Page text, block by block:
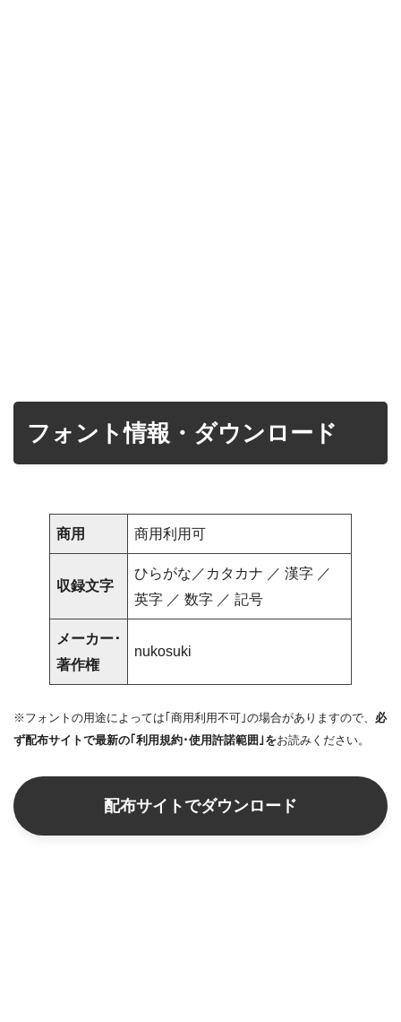
フォント情報・ダウンロード
商用 商用利用可
収録文字
ひらがな／カタカナ ／ 漢字 ／
英字 ／ 数字 ／ 記号
メーカー･
著作権
nukosuki
※フォントの用途によっては｢商用利用不可｣の場合がありますので、 必
ず配布サイトで最新の｢利用規約･使用許諾範囲｣をお読みください。
配布サイトでダウンロード